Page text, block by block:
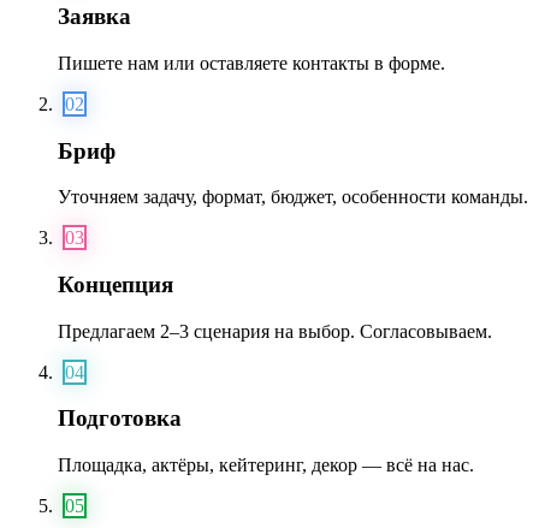
Заявка
Пишете нам или оставляете контакты в форме.
02
Бриф
Уточняем задачу, формат, бюджет, особенности команды.
03
Концепция
Предлагаем 2–3 сценария на выбор. Согласовываем.
04
Подготовка
Площадка, актёры, кейтеринг, декор — всё на нас.
05